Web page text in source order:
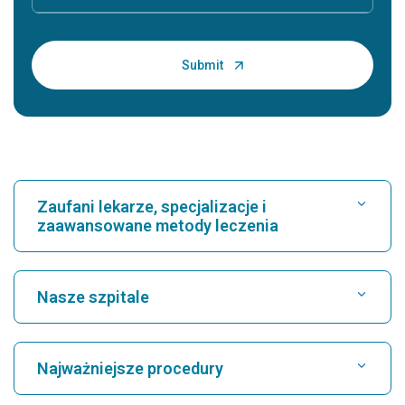
Zaufani lekarze, specjalizacje i
zaawansowane metody leczenia
Znajdź szpital
Znajdź kardiologa
Nasze szpitale
Najważniejsze procedury